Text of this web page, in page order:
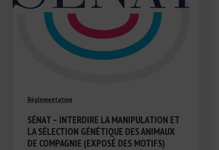
Réglementation
SÉNAT – INTERDIRE LA MANIPULATION ET
LA SÉLECTION GÉNÉTIQUE DES ANIMAUX
DE COMPAGNIE (EXPOSÉ DES MOTIFS)